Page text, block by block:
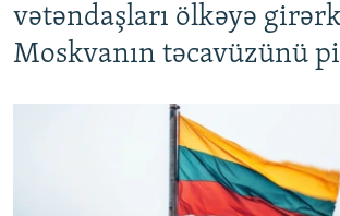
vətəndaşları ölkəyə
Moskvanın təcavüzünü